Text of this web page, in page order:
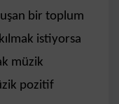
bir toplum
istiyorsa
müzik
pozitif